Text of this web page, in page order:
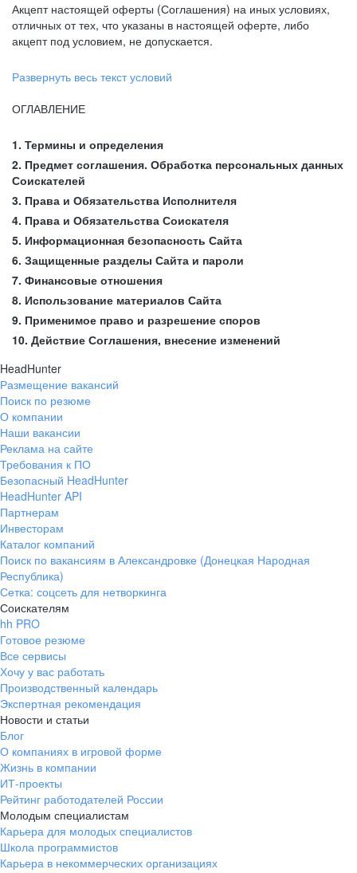
Акцепт настоящей оферты (Соглашения) на иных условиях,
отличных от тех, что указаны в настоящей оферте, либо
акцепт под условием, не допускается.
Развернуть весь текст условий
ОГЛАВЛЕНИЕ
1. Термины и определения
2. Предмет соглашения. Обработка персональных данных
Соискателей
3. Права и Обязательства Исполнителя
4. Права и Обязательства Соискателя
5. Информационная безопасность Сайта
6. Защищенные разделы Сайта и пароли
7. Финансовые отношения
8. Использование материалов Сайта
9. Применимое право и разрешение споров
10. Действие Соглашения, внесение изменений
HeadHunter
Размещение вакансий
Поиск по резюме
О компании
Наши вакансии
Реклама на сайте
Требования к ПО
Безопасный HeadHunter
HeadHunter API
Партнерам
Инвесторам
Каталог компаний
Поиск по вакансиям в Александровке (Донецкая Народная
Республика)
Сетка: соцсеть для нетворкинга
Соискателям
hh PRO
Готовое резюме
Все сервисы
Хочу у вас работать
Производственный календарь
Экспертная рекомендация
Новости и статьи
Блог
О компаниях в игровой форме
Жизнь в компании
ИТ-проекты
Рейтинг работодателей России
Молодым специалистам
Карьера для молодых специалистов
Школа программистов
Карьера в некоммерческих организациях